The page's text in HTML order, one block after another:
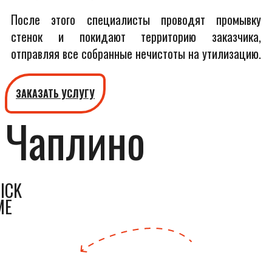
После этого специалисты проводят промывку
стенок и покидают территорию заказчика,
отправляя все собранные нечистоты на утилизацию.
ЗАКАЗАТЬ УСЛУГУ
Чаплино